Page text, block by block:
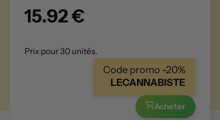
15.92 €
Prix pour 30 unités.
Code promo -20%
LECANNABISTE
Acheter